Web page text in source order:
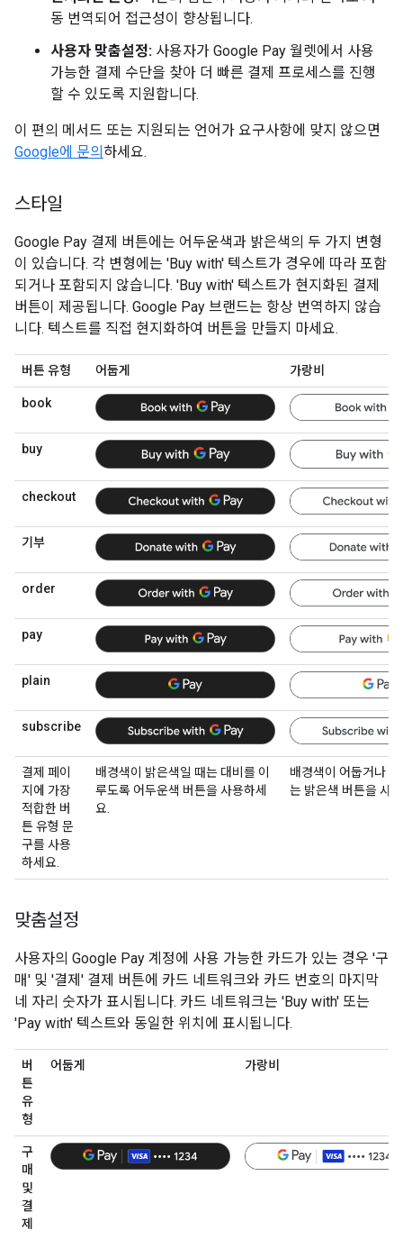
동 번역되어 접근성이 향상됩니다.
사용자 맞춤설정: 사용자가 Google Pay 월렛에서 사용
가능한 결제 수단을 찾아 더 빠른 결제 프로세스를 진행
할 수 있도록 지원합니다.
이 편의 메서드 또는 지원되는 언어가 요구사항에 맞지 않으면
Google에 문의 하세요.
스타일
Google Pay 결제 버튼에는 어두운색과 밝은색의 두 가지 변형
이 있습니다. 각 변형에는 'Buy with' 텍스트가 경우에 따라 포함
되거나 포함되지 않습니다. 'Buy with' 텍스트가 현지화된 결제
버튼이 제공됩니다. Google Pay 브랜드는 항상 번역하지 않습
니다. 텍스트를 직접 현지화하여 버튼을 만들지 마세요.
버튼 유형 어둡게 가랑비
book
buy
checkout
기부
order
pay
plain
subscribe
결제 페이
지에 가장
적합한 버
튼 유형 문
구를 사용
하세요.
배경색이 밝은색일 때는 대비를 이
루도록 어두운색 버튼을 사용하세
요.
배경색이 어둡거나
는 밝은색 버튼을 사
맞춤설정
사용자의 Google Pay 계정에 사용 가능한 카드가 있는 경우 '구
매' 및 '결제' 결제 버튼에 카드 네트워크와 카드 번호의 마지막
네 자리 숫자가 표시됩니다. 카드 네트워크는 'Buy with' 또는
'Pay with' 텍스트와 동일한 위치에 표시됩니다.
버
튼
유
형
어둡게 가랑비
구
매
및
결
제